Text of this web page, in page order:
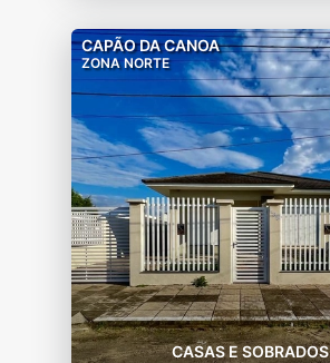
CAPÃO DA CANOA
ZONA NORTE
CASAS E SOBRADOS